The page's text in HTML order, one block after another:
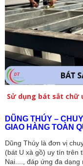
Sử dụng bát sắt chữ
DŨNG THÚY –
GIAO HÀNG TOÀN
Dũng Thúy là đơn vị
(bát U xà gồ) uy tín trên
Nai...., đáp ứng đa